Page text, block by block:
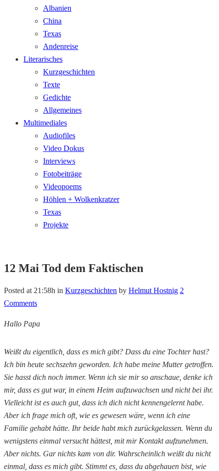
Albanien
China
Texas
Andenreise
Literarisches
Kurzgeschichten
Texte
Gedichte
Allgemeines
Multimediales
Audiofiles
Video Dokus
Interviews
Fotobeiträge
Videopoems
Höhlen + Wolkenkratzer
Texas
Projekte
12 Mai Tod dem Faktischen
Posted at 21:58h in Kurzgeschichten by Helmut Hostnig 2
Comments
Hallo Papa
Weißt du eigentlich, dass es mich gibt? Dass du eine Tochter hast?
Ich bin heute sechszehn geworden. Ich habe meine Mutter getroffen.
Sie hasst dich noch immer. Wenn ich sie mir so anschaue, denke ich
mir, dass es gut war, in einem Heim aufzuwachsen und nicht bei ihr.
Vielleicht ist es auch gut, dass ich dich nicht kennengelernt habe.
Aber ich frage mich oft, wie es gewesen wäre, wenn ich eine
Familie gehabt hätte. Ihr beide habt mich zurückgelassen. Wenn du
wenigstens einmal versucht hättest, mit mir Kontakt aufzunehmen.
Aber nichts. Gar nichts kam von dir. Wahrscheinlich weißt du nicht
einmal, dass es mich gibt. Stimmt es, dass du abgehauen bist, wie